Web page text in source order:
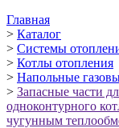
Главная
> Каталог
> Системы
> Котлы отопления
> Напольные
> Запасные части
одноконтурного
чугунным